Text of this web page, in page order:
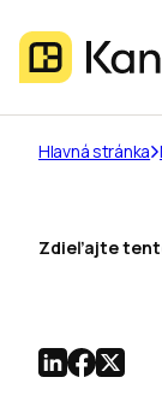
Hlavná stránka
Zdieľajte